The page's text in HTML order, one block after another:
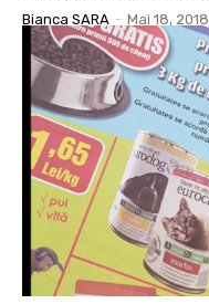
Bianca SARA - Mai 18, 2018